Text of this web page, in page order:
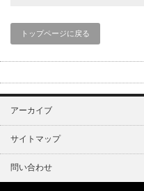
トップページに戻る
アーカイブ
サイトマップ
問い合わせ